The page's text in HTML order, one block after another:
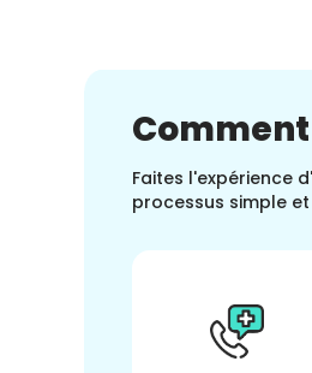
Faites l'expérience
processus simple